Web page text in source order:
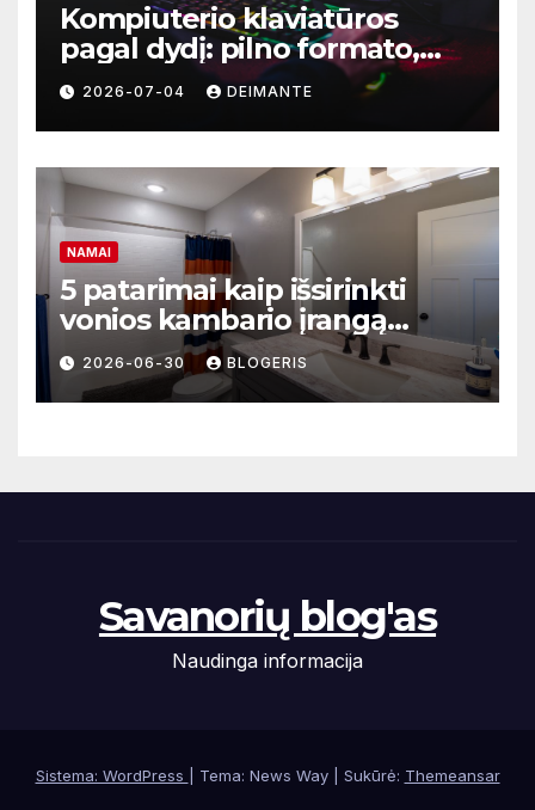
Kompiuterio klaviatūros
pagal dydį: pilno formato,
TKL ar kompaktiškas
modelis?
2026-07-04 DEIMANTE
NAMAI
5 patarimai kaip išsirinkti
vonios kambario įrangą
mažoms erdvėms
2026-06-30 BLOGERIS
Savanorių blog'as
Naudinga informacija
Sistema: WordPress Tema: News Way | Sukūrė: Themeansar